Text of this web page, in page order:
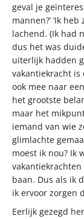
geval je
mannen?’ ‘Ik
lachend. (Ik had
dus het was
uiterlijk hadden
vakantiekracht
ook mee naar
het grootste
maar het
iemand van wie
glimlachte
moest ik nou? Ik
baan. Dus als ik
ik ervoor zorgen
Eerlijk gezegd